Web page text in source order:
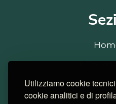
Utilizziamo cookie
cookie analitici e di